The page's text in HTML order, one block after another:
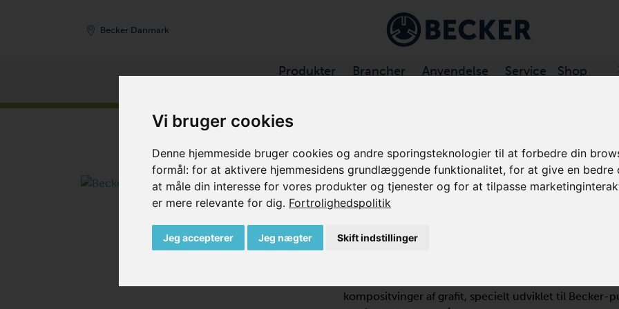
Vi bruger cookies
Denne hjemmeside bruger cookies og andre sporingsteknologier til at forbedre din
formål: for at aktivere hjemmesidens grundlæggende funktionalitet, for at give en bedre
at måle din interesse for vores produkter og tjenester og for at tilpasse
er mere relevante for dig. Fortrolighedspolitik
Jeg accepterer Jeg nægter Skift indstillinger
Becker Danmark
Produkter Brancher Anvendelse Service Shop
VARIAIR DTLF
Becker VARIAIR DTLF kompressorer er lavtryks,
frekvensomformer. De er designet til at fungere
+1,7 bar. De oliefrie VARIAIR DTLF-serie tørre
kompositvinger af grafit, specielt udviklet til Becker-